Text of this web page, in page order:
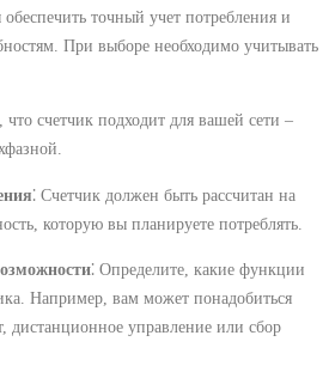
точный учет потребления и
При выборе необходимо учитывать
что счетчик подходит для вашей сети –
⁚ Счетчик должен быть рассчитан на
которую вы планируете потреблять.
⁚ Определите, какие функции
Например, вам может понадобиться
дистанционное управление или сбор